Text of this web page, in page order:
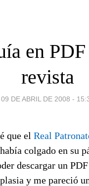
en
revista
09 DE ABRIL DE 2008 -
que el Real
había colgado en su
descargar un
y me pareció